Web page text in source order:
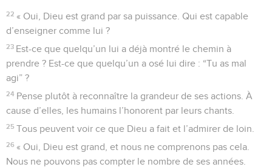
22 « Oui, Dieu est grand par sa puissance. Qui est capable
d’enseigner comme lui ?
23 Est-ce que quelqu’un lui a déjà montré le chemin à
prendre ? Est-ce que quelqu’un a osé lui dire : “Tu as mal
agi” ?
24 Pense plutôt à reconnaître la grandeur de ses actions. À
cause d’elles, les humains l’honorent par leurs chants.
25 Tous peuvent voir ce que Dieu a fait et l’admirer de loin.
26 « Oui, Dieu est grand, et nous ne comprenons pas cela.
Nous ne pouvons pas compter le nombre de ses années.